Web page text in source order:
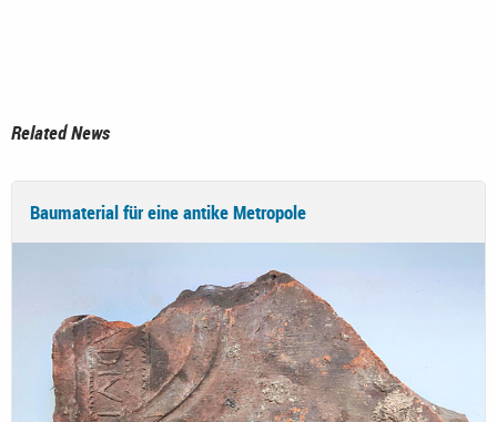
Related News
Baumaterial für eine antike Metropole